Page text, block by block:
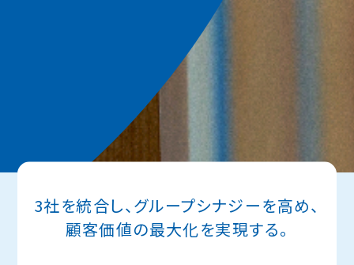
3社を統合し、グループシナジーを高め、
顧客価値の最大化を実現する。